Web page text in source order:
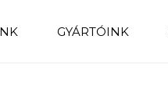
GYÁRTÓINK